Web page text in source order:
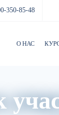
350-85-48
О НАС